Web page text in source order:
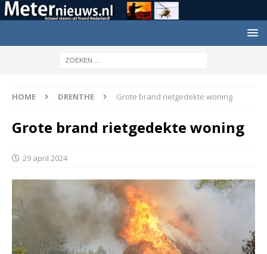
HOME DRENTHE Grote brand rietgedekte woning
Grote brand rietgedekte woning
29 april 2024